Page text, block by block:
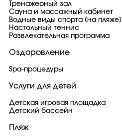
Тренажерный зал
Сауна и массажный кабинет
Водные виды спорта (на пляже)
Настольный теннис
Развлекательная программа
Оздоровление
Spa-процедуры
Услуги для детей
Детская игровая площадка
Детский бассейн
Пляж